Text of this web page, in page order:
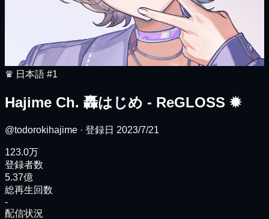
♛ 日本語 #1
Hajime Ch. 轟はじめ ‐ ReGLOSS ✹
@todorokihajime · 登録日 2023/7/21
123.0万
登録者数
5.37億
総再生回数
-
配信状況